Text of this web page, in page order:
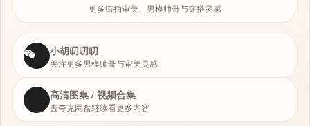
更多街拍审美、男模帅哥与穿搭灵感
小胡叨叨叨
关注更多男模帅哥与审美灵感
高清图集 / 视频合集
去夸克网盘继续看更多内容